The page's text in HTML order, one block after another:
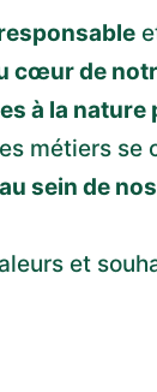
cœur de
à la
métiers
sein de
et